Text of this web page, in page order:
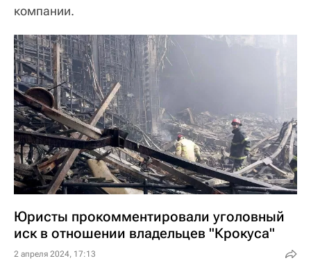
компании.
Юристы прокомментировали уголовный
иск в отношении владельцев "Крокуса"
2 апреля 2024, 17:13